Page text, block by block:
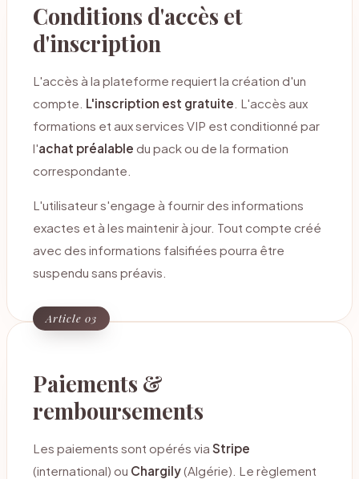
Conditions d'accès et
d'inscription
L'accès à la plateforme requiert la création d'un
compte. L'inscription est gratuite . L'accès aux
formations et aux services VIP est conditionné par
l'achat préalable du pack ou de la formation
correspondante.
L'utilisateur s'engage à fournir des informations
exactes et à les maintenir à jour. Tout compte créé
avec des informations falsifiées pourra être
suspendu sans préavis.
Article 03
Paiements &
remboursements
Les paiements sont opérés via Stripe
(international) ou Chargily(Algérie). Le règlement